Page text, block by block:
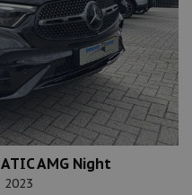
AMG Night
2023